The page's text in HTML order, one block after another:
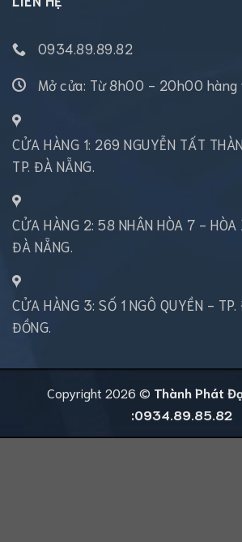
0934.89.89.82
Mở cửa: Từ 8h00 - 20h00 hàng
CỬA HÀNG 1: 269 NGUYỄN TẤT
TP. ĐÀ NẴNG.
CỬA HÀNG 2: 58 NHÂN HÒA 7 -
ĐÀ NẴNG.
CỬA HÀNG 3: SỐ 1 NGÔ QUYỀN -
ĐỒNG.
Copyright 2026 © Thành Phát
:0934.89.85.82